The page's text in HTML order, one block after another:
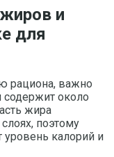
и
для
рациона, важно
содержит около
жира
поэтому
уровень калорий и